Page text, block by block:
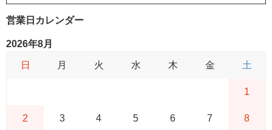
営業日カレンダー
2026年8月
日 月 火 水 木 金 土
1
2 3 4 5 6 7 8